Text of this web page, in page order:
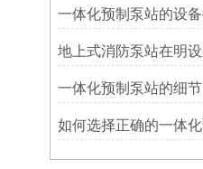
一体化预制泵站的细节